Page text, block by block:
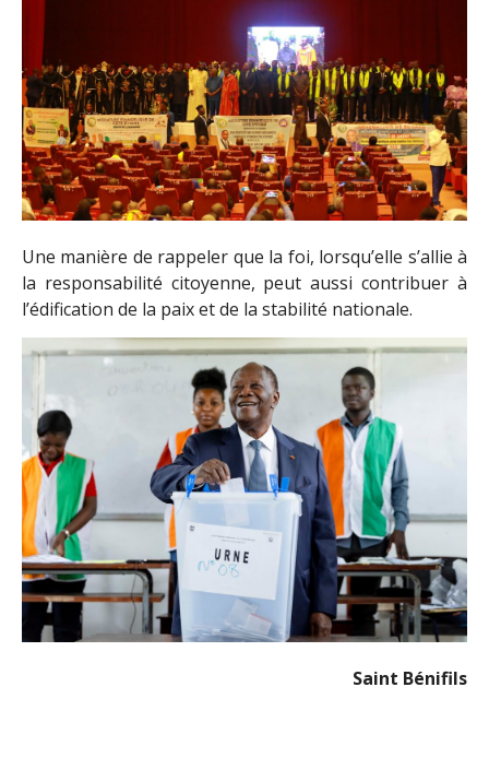
Une manière de rappeler que la foi, lorsqu’elle s’allie à
la responsabilité citoyenne, peut aussi contribuer à
l’édification de la paix et de la stabilité nationale.
Saint Bénifils